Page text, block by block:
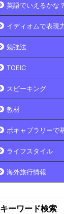
英語でいえるかな？
イディオムで表現
勉強法
TOEIC
スピーキング
教材
ボキャブラリーで
ライフスタイル
海外旅行情報
キーワード検索